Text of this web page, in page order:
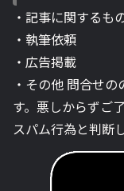
・記事に関するも
・執筆依頼
・広告掲載
・その他 問合せ
す。悪しからずご
スパム行為と判断